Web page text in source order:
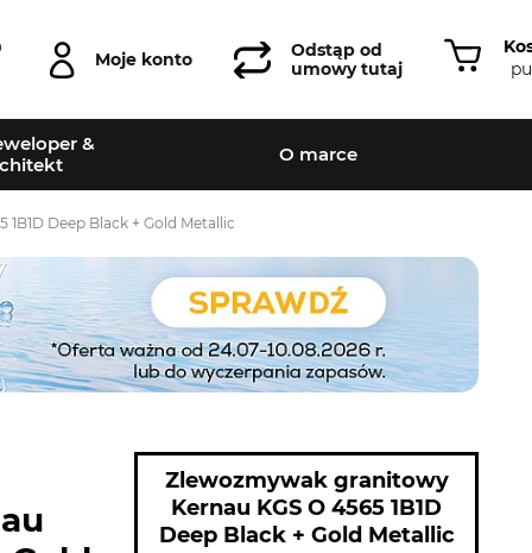
Moje konto
Odstąp od
umowy tutaj
&
O marce
Deep Black + Gold Metallic
Zlewozmywak granitowy
Kernau KGS O 4565 1B1D
Deep Black + Gold Metallic